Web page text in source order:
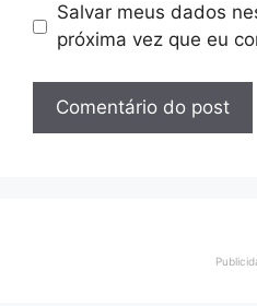
Salvar meus dados
próxima vez que eu